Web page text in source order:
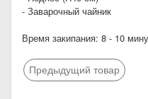
- Заварочный чайник
Время закипания: 8 - 10
Предыдущий товар